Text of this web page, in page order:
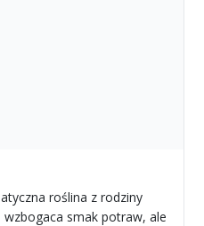
roślina z rodziny
smak potraw, ale